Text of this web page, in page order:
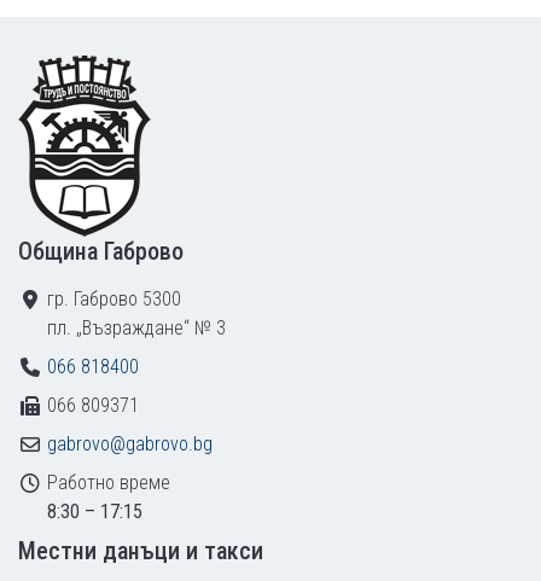
Footer
Община Габрово
гр. Габрово 5300
пл. „Възраждане“ № 3
066 818400
066 809371
gabrovo@gabrovo.bg
Работно време
8:30 – 17:15
Местни данъци и такси